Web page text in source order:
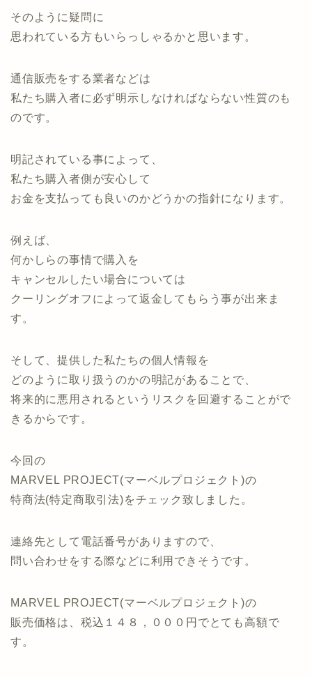
そのように疑問に
思われている方もいらっしゃるかと思います。
通信販売をする業者などは
私たち購入者に必ず明示しなければならない性質のも
のです。
明記されている事によって、
私たち購入者側が安心して
お金を支払っても良いのかどうかの指針になります。
例えば、
何かしらの事情で購入を
キャンセルしたい場合については
クーリングオフによって返金してもらう事が出来ま
す。
そして、提供した私たちの個人情報を
どのように取り扱うのかの明記があることで、
将来的に悪用されるというリスクを回避することがで
きるからです。
今回の
MARVEL PROJECT(マーベルプロジェクト)の
特商法(特定商取引法)をチェック致しました。
連絡先として電話番号がありますので、
問い合わせをする際などに利用できそうです。
MARVEL PROJECT(マーベルプロジェクト)の
販売価格は、税込１４８，０００円でとても高額で
す。